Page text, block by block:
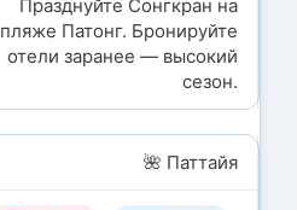
Празднуйте Сонгкран на
пляже Патонг. Бронируйте
отели заранее — высокий
сезон.
🌺 Паттайя